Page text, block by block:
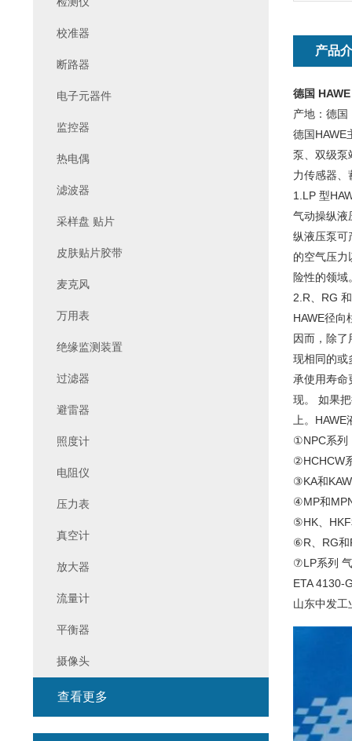
产品
德国
产地：德国
德国HAWE
泵、双级泵
力传感器、
1.LP 型
气动操纵液
纵液压泵可
的空气压力
险性的领域
2.R、RG
HAWE径向
因而，除了
现相同的或
承使用寿命
现。 如果
上。
①NPC系列
②HCHCW
③KA和
④MP和
⑤HK、HKF
⑥R、RG和
⑦LP系列
ETA 4130-
山东中发工
校准器
断路器
电子元器件
监控器
热电偶
滤波器
采样盘 贴片
皮肤贴片胶带
麦克风
万用表
绝缘监测装置
过滤器
避雷器
照度计
电阻仪
压力表
真空计
放大器
流量计
平衡器
摄像头
查看更多